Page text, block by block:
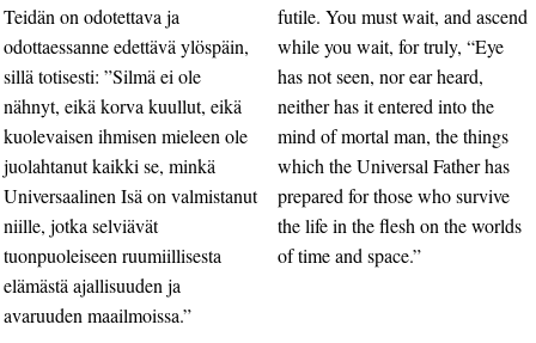
Teidän on odotettava ja
odottaessanne edettävä ylöspäin,
sillä totisesti: ”Silmä ei ole
nähnyt, eikä korva kuullut, eikä
kuolevaisen ihmisen mieleen ole
juolahtanut kaikki se, minkä
Universaalinen Isä on valmistanut
niille, jotka selviävät
tuonpuoleiseen ruumiillisesta
elämästä ajallisuuden ja
avaruuden maailmoissa.”
futile. You must wait, and ascend
while you wait, for truly, “Eye
has not seen, nor ear heard,
neither has it entered into the
mind of mortal man, the things
which the Universal Father has
prepared for those who survive
the life in the flesh on the worlds
of time and space.”